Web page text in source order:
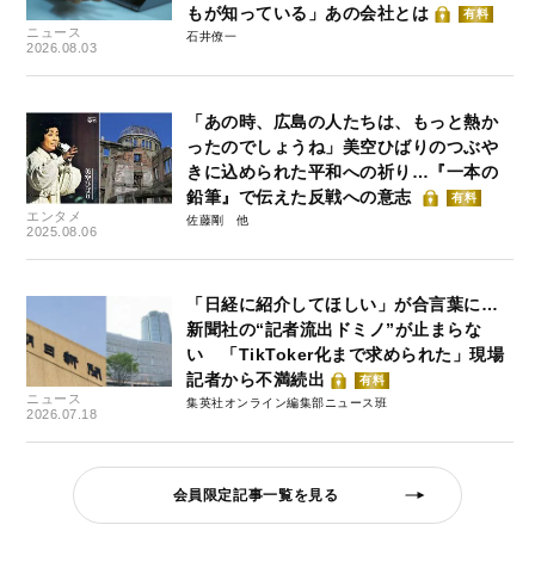
ニュース
2026.08.03
もが知っている」あの会社とは
有料
石井僚一
エンタメ
2025.08.06
「あの時、広島の人たちは、もっと熱か
ったのでしょうね」美空ひばりのつぶや
きに込められた平和への祈り…『一本の
鉛筆』で伝えた反戦への意志
有料
佐藤剛
ニュース
2026.07.18
「日経に紹介してほしい」が合言葉に…
新聞社の“記者流出ドミノ”が止まらな
い 「TikToker化まで求められた」現場
記者から不満続出
有料
集英社オンライン編集部ニュース班
会員限定記事一覧を見る